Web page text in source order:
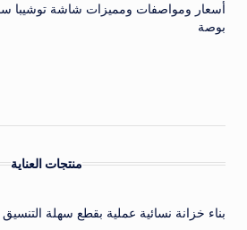
بوصة
منتجات العناية
بناء خزانة نسائية عملية بقطع سهلة التنسيق